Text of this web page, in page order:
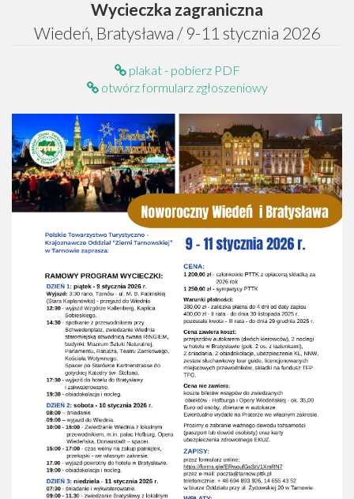
Wycieczka zagraniczna
Wiedeń, Bratysława / 9-11 stycznia 2026
plakat - pobierz PDF
otwórz formularz zgłoszeniowy